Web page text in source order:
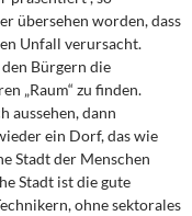
übersehen worden, dass
Unfall verursacht.
den Bürgern die
„Raum“ zu finden.
aussehen, dann
ein Dorf, das wie
Stadt der Menschen
Stadt ist die gute
ohne sektorales